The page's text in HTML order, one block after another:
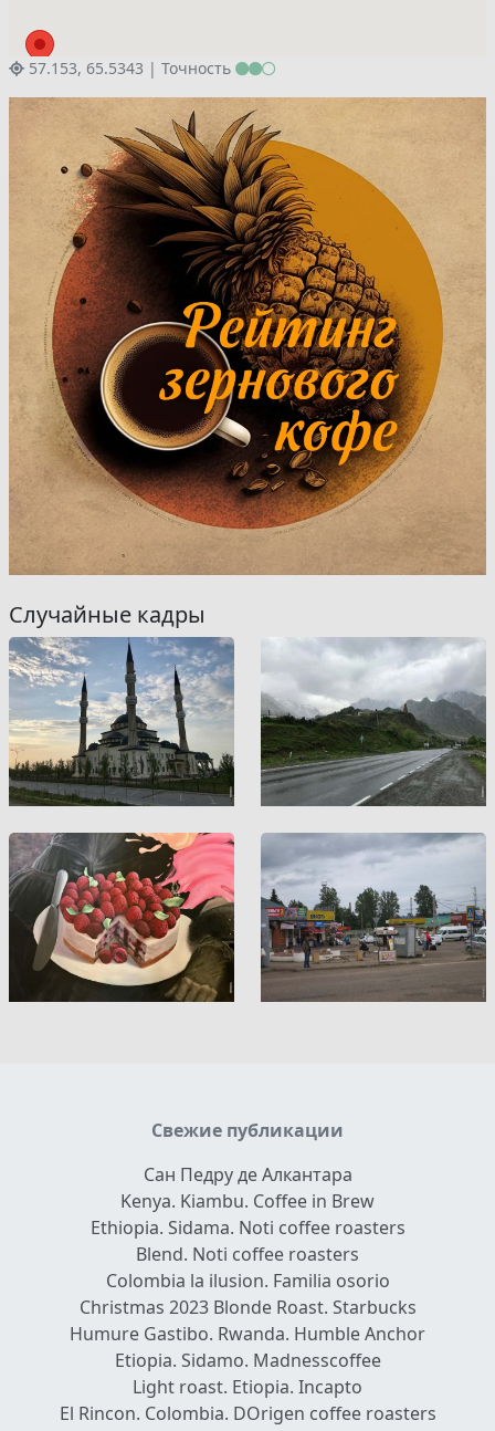
57.153, 65.5343 | Точность
Случайные кадры
Свежие публикации
Сан Педру де Алкантара
Kenya. Kiambu. Coffee in Brew
Ethiopia. Sidama. Noti coffee roasters
Blend. Noti coffee roasters
Colombia la ilusion. Familia osorio
Christmas 2023 Blonde Roast. Starbucks
Humure Gastibo. Rwanda. Humble Anchor
Etiopia. Sidamo. Madnesscoffee
Light roast. Etiopia. Incapto
El Rincon. Colombia. DOrigen coffee roasters